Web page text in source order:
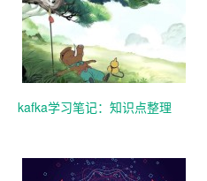
kafka学习笔记：知识点整理